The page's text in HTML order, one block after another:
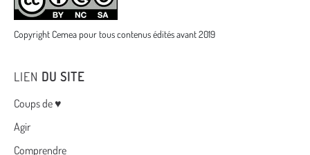
Copyright Cemea pour tous contenus édités avant 2019
LIEN DU SITE
Menu
Coups de ♥
Agir
Comprendre